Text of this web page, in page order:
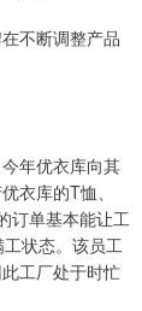
不断调整产品
年优衣库向其
衣库的T恤、
订单基本能让工
状态。该员工
工厂处于时忙